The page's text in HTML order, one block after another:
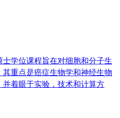
学位课程旨在对细胞和分子生
重点是癌症生物学和神经生物
着眼于实验，技术和计算方